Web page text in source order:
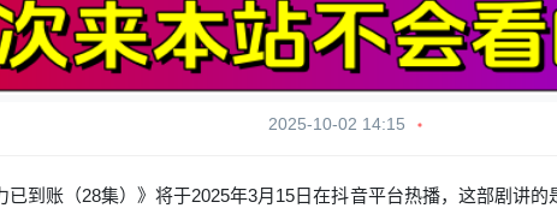
2025-10-02 14:15
到账（28集）》将于2025年3月15日在抖音平台热播，这部剧讲